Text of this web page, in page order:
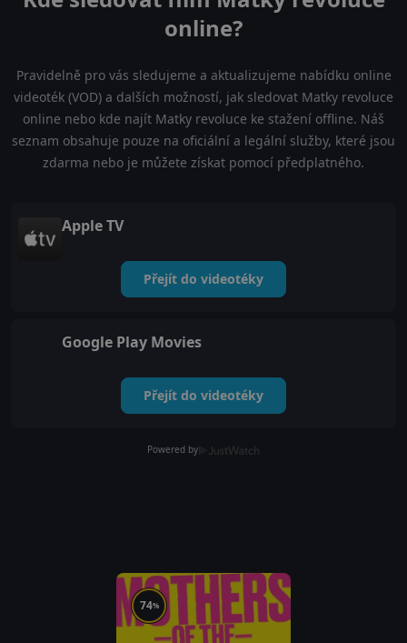
online?
Pravidelně pro vás sledujeme a aktualizujeme nabídku online
videoték (VOD) a dalších možností, jak sledovat Matky revoluce
online nebo kde najít Matky revoluce ke stažení offline. Náš
seznam obsahuje pouze na oficiální a legální služby, které jsou
zdarma nebo je můžete získat pomocí předplatného.
Apple TV
Přejít do videotéky
Google Play Movies
Přejít do videotéky
Powered by
74%